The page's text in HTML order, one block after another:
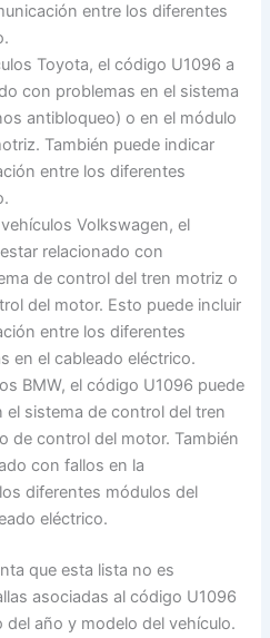
entre los diferentes
Toyota, el código U1096 a
con problemas en el sistema
antibloqueo) o en el módulo
También puede indicar
entre los diferentes
Volkswagen, el
relacionado con
de control del tren motriz o
del motor. Esto puede incluir
entre los diferentes
en el cableado eléctrico.
BMW, el código U1096 puede
el sistema de control del tren
de control del motor. También
con fallos en la
diferentes módulos del
eléctrico.
que esta lista no es
asociadas al código U1096
año y modelo del vehículo.